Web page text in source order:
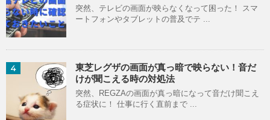
突然、テレビの画面が映らなくなって困った！ スマ
ートフォンやタブレットの普及でテ ...
4
東芝レグザの画面が真っ暗で映らない！音だ
けが聞こえる時の対処法
突然、REGZAの画面が真っ暗になって音だけ聞こえ
る症状に！ 仕事に行く直前まで ...